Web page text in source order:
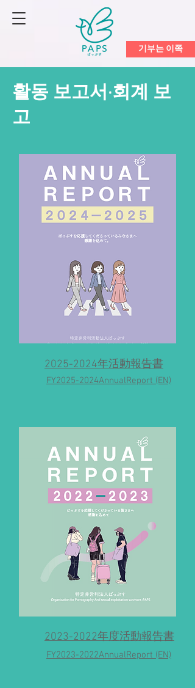
기부는 이쪽
활동 보고서·회계 보
고
2025-2024年活動報告書
FY2025-2024AnnualReport (EN)
2023-2022年度活動報告書
FY2023-2022AnnualReport (EN)